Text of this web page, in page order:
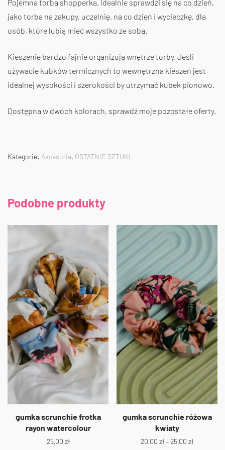
Pojemna torba shopperka, idealnie sprawdzi się na co dzień,
jako torba na zakupy, uczelnię, na co dzień i wycieczkę, dla
osób, które lubią mieć wszystko ze sobą.
Kieszenie bardzo fajnie organizują wnętrze torby. Jeśli
używacie kubków termicznych to wewnętrzna kieszeń jest
idealnej wysokości i szerokości by utrzymać kubek pionowo.
Dostępna w dwóch kolorach, sprawdź moje pozostałe oferty.
Kategorie: Akcesoria, OSTATNIE SZTUKI
Podobne produkty
gumka scrunchie frotka
rayon watercolour
25,00 zł
gumka scrunchie różowa
kwiaty
20,00 zł– 25,00 zł